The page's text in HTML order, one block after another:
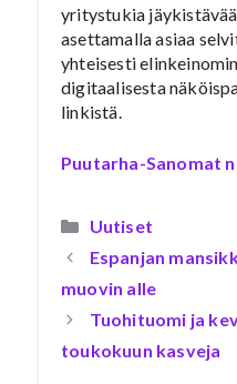
yritystukia
asettamalla asiaa
yhteisesti
digitaalisesta
linkistä.
Puutarha-Sanomat
Kategoriat
Uutiset
Espanjan
muovin alle
Tuohituomi ja
toukokuun kasveja